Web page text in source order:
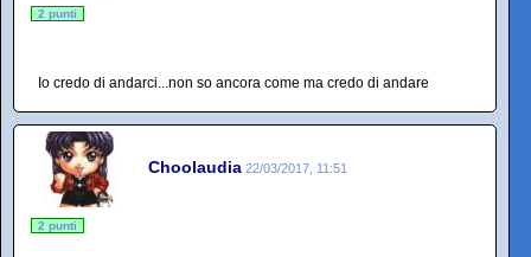
2 punti
Io credo di andarci...non so ancora come ma credo di andare
Choolaudia 22/03/2017, 11:51
2 punti